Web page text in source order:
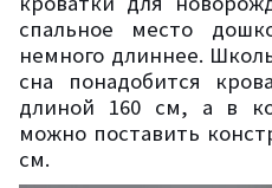
спальное место
немного длиннее.
сна понадобится
длиной 160 см, а в
можно поставить
см.